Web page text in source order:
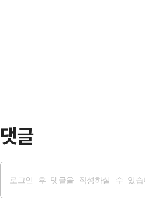
댓글